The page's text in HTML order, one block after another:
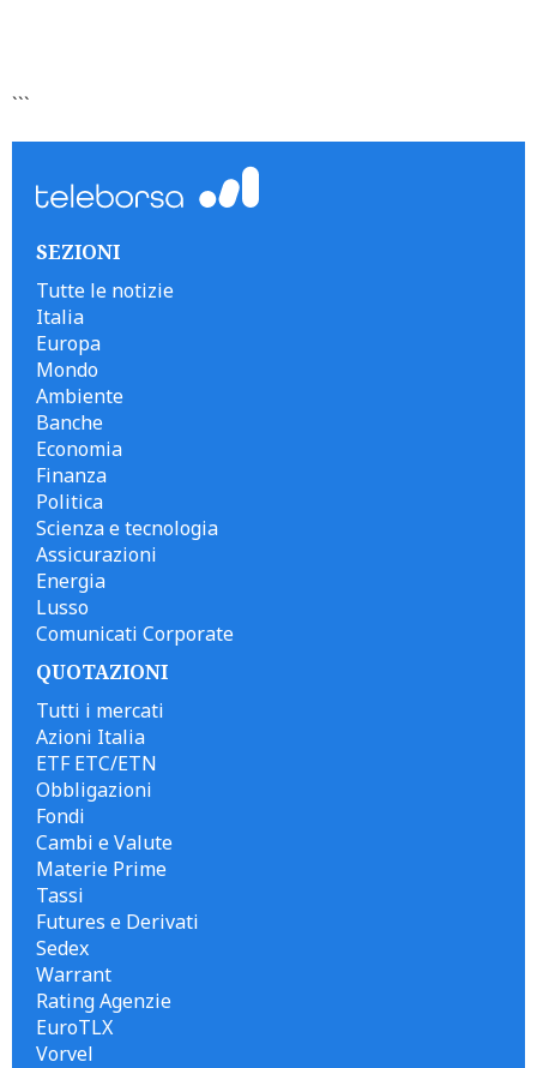
```
SEZIONI
Tutte le notizie
Italia
Europa
Mondo
Ambiente
Banche
Economia
Finanza
Politica
Scienza e tecnologia
Assicurazioni
Energia
Lusso
Comunicati Corporate
QUOTAZIONI
Tutti i mercati
Azioni Italia
ETF ETC/ETN
Obbligazioni
Fondi
Cambi e Valute
Materie Prime
Tassi
Futures e Derivati
Sedex
Warrant
Rating Agenzie
EuroTLX
Vorvel